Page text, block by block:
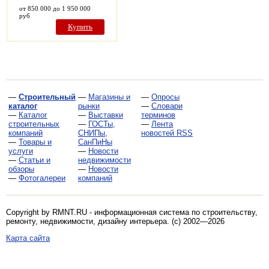
от 850 000 до 1 950 000
руб
Купить
— Строительный
каталог
— Каталог
строительных
компаний
— Товары и
услуги
— Статьи и
обзоры
— Фотогалереи
— Магазины и
рынки
— Выставки
— ГОСТы,
СНИПы,
СанПиНы
— Новости
недвижимости
— Новости
компаний
— Опросы
— Словари
терминов
— Лента
новостей RSS
Copyright by RMNT.RU - информационная система по строительству,
ремонту, недвижимости, дизайну интерьера. (c) 2002—2026
Карта сайта